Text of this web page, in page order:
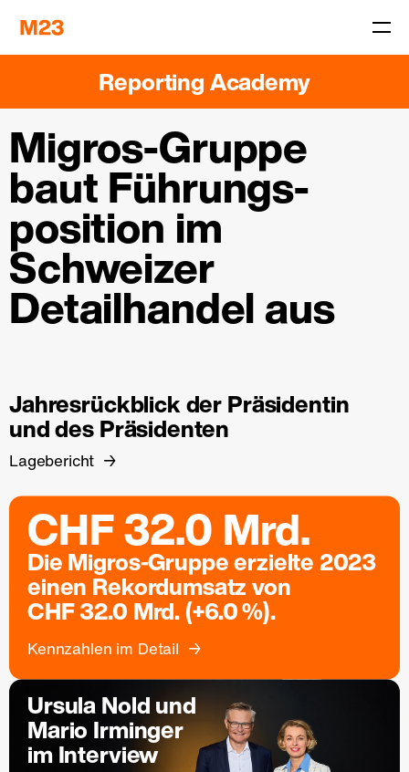
Reporting Academy
Migros-Gruppe
baut Führungs­
position im
Schweizer
Detailhandel aus
Jahresrückblick der Präsidentin
und des Präsidenten
Lagebericht
CHF 32.0 Mrd.
Die Migros-Gruppe erzielte 2023
einen Rekordumsatz von
CHF 32.0 Mrd. (+6.0 %).
Kennzahlen im Detail
Ursula Nold und
Mario Irminger
im Interview